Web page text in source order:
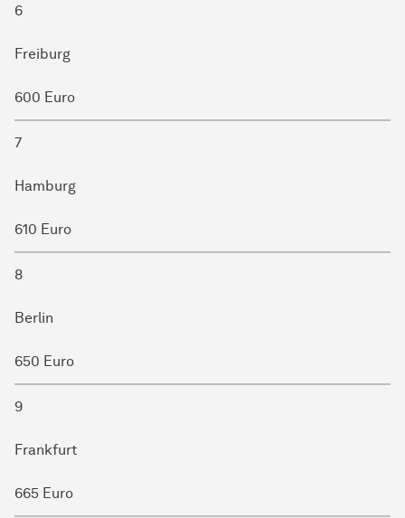
6
Freiburg
600 Euro
7
Hamburg
610 Euro
8
Berlin
650 Euro
9
Frankfurt
665 Euro